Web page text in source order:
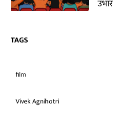
उभार
TAGS
film
Vivek Agnihotri